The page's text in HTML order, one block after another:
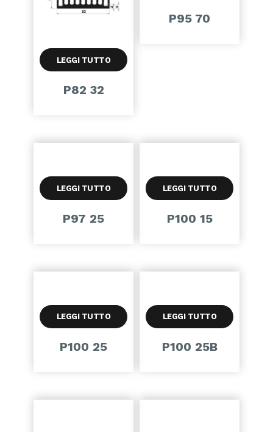
LEGGI TUTTO
P82 32
P95 70
LEGGI TUTTO
P97 25
LEGGI TUTTO
P100 15
LEGGI TUTTO
P100 25
LEGGI TUTTO
P100 25B